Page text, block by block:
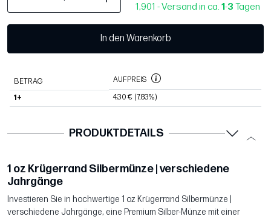
1,901 - Versand in ca. 1-3 Tagen
In den Warenkorb
BETRAG AUFPREIS
1+ 4,30 € (7,83%)
PRODUKTDETAILS
1 oz Krügerrand Silbermünze | verschiedene
Jahrgänge
Investieren Sie in hochwertige 1 oz Krügerrand Silbermünze |
verschiedene Jahrgänge, eine Premium Silber-Münze mit einer